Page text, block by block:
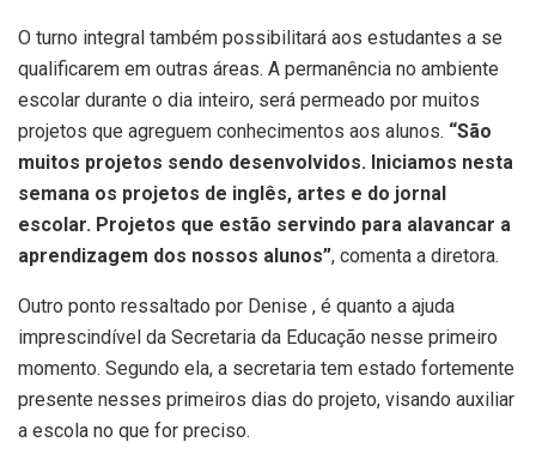
O turno integral também possibilitará aos estudantes a se
qualificarem em outras áreas. A permanência no ambiente
escolar durante o dia inteiro, será permeado por muitos
projetos que agreguem conhecimentos aos alunos. “São
muitos projetos sendo desenvolvidos. Iniciamos nesta
semana os projetos de inglês, artes e do jornal
escolar. Projetos que estão servindo para alavancar a
aprendizagem dos nossos alunos”, comenta a diretora.
Outro ponto ressaltado por Denise , é quanto a ajuda
imprescindível da Secretaria da Educação nesse primeiro
momento. Segundo ela, a secretaria tem estado fortemente
presente nesses primeiros dias do projeto, visando auxiliar
a escola no que for preciso.